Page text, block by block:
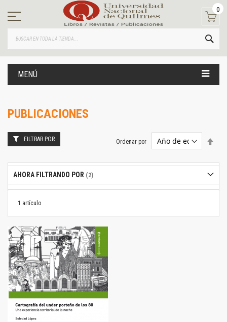
contenido
0
MENÚ
PUBLICACIONES
1 artículo
Ordenar por
FILTRAR POR
AHORA FILTRANDO POR